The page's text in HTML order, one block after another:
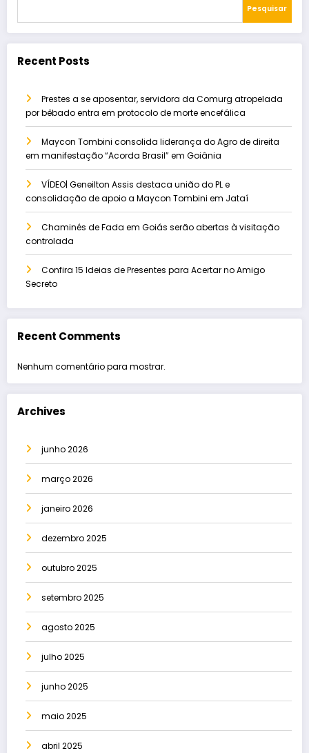
Pesquisar
Recent Posts
Prestes a se aposentar, servidora da Comurg atropelada
por bêbado entra em protocolo de morte encefálica
Maycon Tombini consolida liderança do Agro de direita
em manifestação “Acorda Brasil” em Goiânia
VÍDEO| Geneilton Assis destaca união do PL e
consolidação de apoio a Maycon Tombini em Jataí
Chaminés de Fada em Goiás serão abertas à visitação
controlada
Confira 15 Ideias de Presentes para Acertar no Amigo
Secreto
Recent Comments
Nenhum comentário para mostrar.
Archives
junho 2026
março 2026
janeiro 2026
dezembro 2025
outubro 2025
setembro 2025
agosto 2025
julho 2025
junho 2025
maio 2025
abril 2025